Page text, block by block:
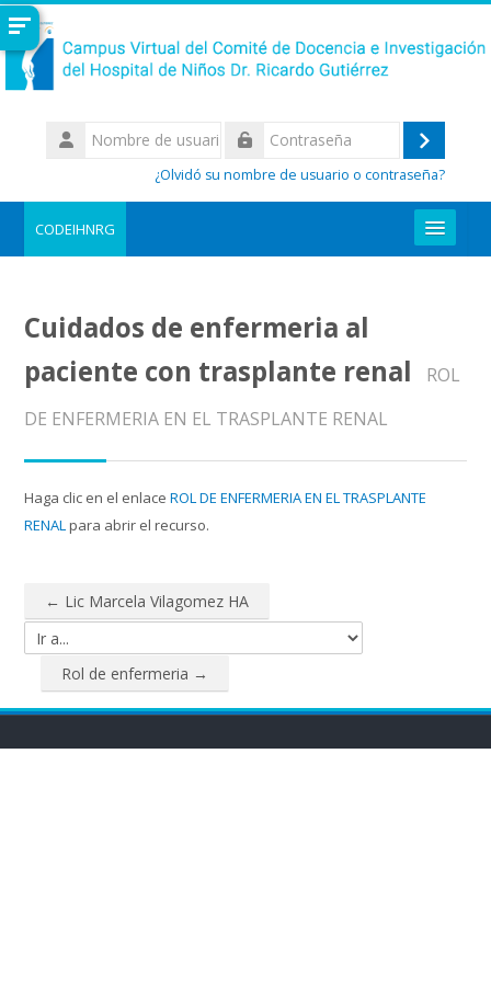
Salta al contenido principal
Nombre
de
Acceder
¿Olvidó su nombre de usuario o contraseña?
CODEIHNRG
Buscar
cursos
Cuidados de enfermeria al
paciente con trasplante renal
ROL
DE ENFERMERIA EN EL TRASPLANTE RENAL
Haga clic en el enlaceROL DE ENFERMERIA EN EL TRASPLANTE
RENAL para abrir el recurso.
← Lic Marcela Vilagomez HA
Ir a...
Rol de enfermeria →